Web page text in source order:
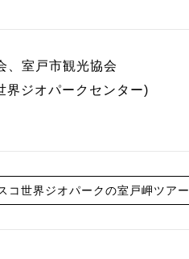
、室戸市観光協会
ジオパークセンター)
コ世界ジオパークの室戸岬ツアー